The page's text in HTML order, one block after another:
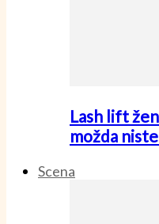
Lash lift
možda
Scena